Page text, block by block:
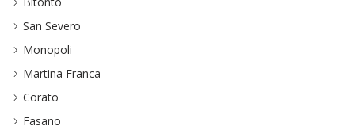
San Severo
Monopoli
Martina Franca
Corato
Fasano